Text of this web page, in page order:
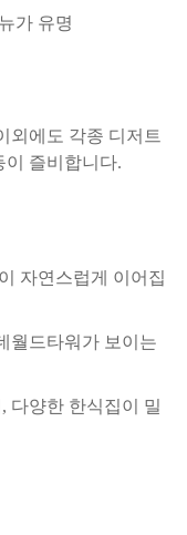
가 유명
외에도 각종 디저트
이 즐비합니다.
자연스럽게 이어집
월드타워가 보이는
다양한 한식집이 밀